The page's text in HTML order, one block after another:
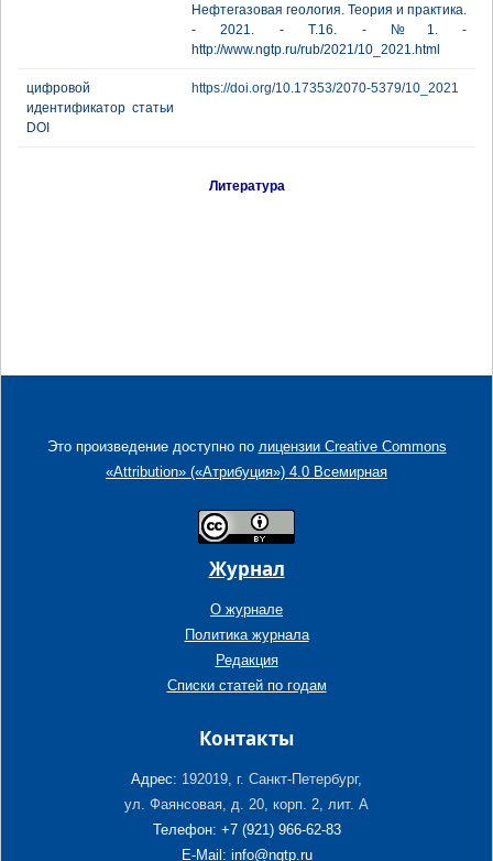
Нефтегазовая геология. Теория и практика.
- 2021. - Т.16. - №1. -
http://www.ngtp.ru/rub/2021/10_2021.html
цифровой
идентификатор статьи
DOI
https://doi.org/10.17353/2070-5379/10_2021
Литература
Это произведение доступно по лицензии Creative Commons
«Attribution» («Атрибуция») 4.0 Всемирная
Журнал
О журнале
Политика журнала
Редакция
Списки статей по годам
Контакты
Адрес: 192019, г. Санкт-Петербург,
ул. Фаянсовая, д. 20, корп. 2, лит. А
Телефон: +7 (921) 966-62-83
E-Mail: info@ngtp.ru